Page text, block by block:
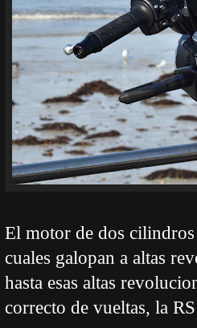
El motor de dos
cuales galopan a altas
hasta esas altas
correcto de vueltas, la